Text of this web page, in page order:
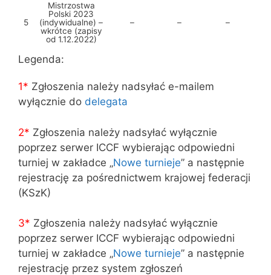
5
Mistrzostwa
Polski 2023
(indywidualne) –
wkrótce (zapisy
od 1.12.2022)
– – –
Legenda:
1* Zgłoszenia należy nadsyłać e-mailem
wyłącznie do delegata
2* Zgłoszenia należy nadsyłać wyłącznie
poprzez serwer ICCF wybierając odpowiedni
turniej w zakładce „Nowe turnieje” a następnie
rejestrację za pośrednictwem krajowej federacji
(KSzK)
3* Zgłoszenia należy nadsyłać wyłącznie
poprzez serwer ICCF wybierając odpowiedni
turniej w zakładce „Nowe turnieje” a następnie
rejestrację przez system zgłoszeń